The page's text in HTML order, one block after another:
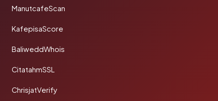
ManutcafeScan
KafepisaScore
BaliweddWhois
CitatahmSSL
ChrisjatVerify